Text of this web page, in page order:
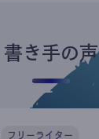
書き手の声
フリーライター